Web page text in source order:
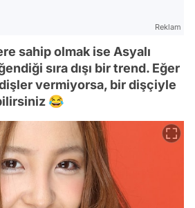
Reklam
sahip olmak ise Asyalı
sıra dışı bir trend. Eğer
vermiyorsa, bir dişçiyle
😂